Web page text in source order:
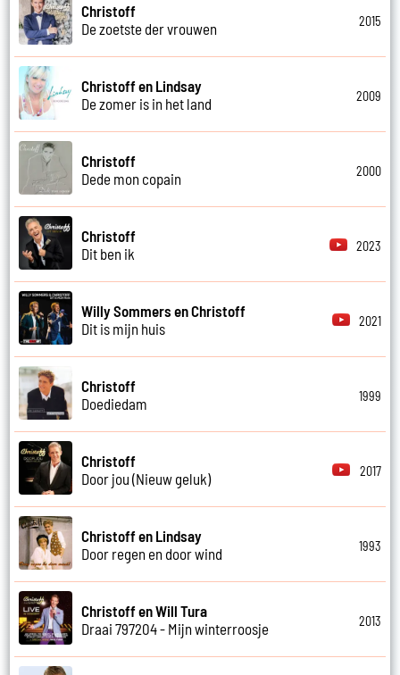
Christoff
De zoetste der vrouwen
2015
Christoff en Lindsay
De zomer is in het land
2009
Christoff
Dede mon copain
2000
Christoff
Dit ben ik
2023
Willy Sommers en Christoff
Dit is mijn huis
2021
Christoff
Doediedam
1999
Christoff
Door jou (Nieuw geluk)
2017
Christoff en Lindsay
Door regen en door wind
1993
Christoff en Will Tura
Draai 797204 - Mijn winterroosje
2013